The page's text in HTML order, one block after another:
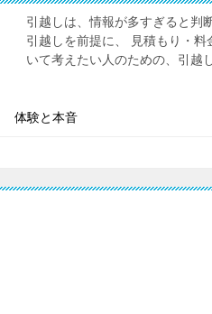
引越しは、情報が多すぎると判
引越しを前提に、 見積もり・
いて考えたい人のための、引越
体験と本音